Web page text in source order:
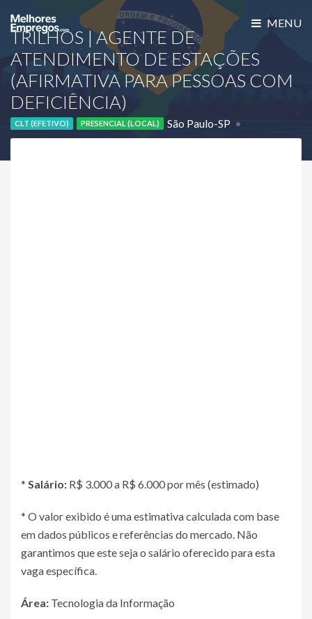
MENU
TRILHOS | AGENTE DE
ATENDIMENTO DE ESTAÇÕES
(AFIRMATIVA PARA PESSOAS COM
DEFICIÊNCIA)
CLT (EFETIVO) PRESENCIAL (LOCAL)
São Paulo-SP
Empresa Confidencial (Cadastre-se)
* Salário: R$ 3.000 a R$ 6.000 por mês (estimado)
* O valor exibido é uma estimativa calculada com base
em dados públicos e referências do mercado. Não
garantimos que este seja o salário oferecido para esta
vaga específica.
Área: Tecnologia da Informação